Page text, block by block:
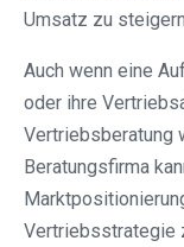
Umsatz zu
Auch wenn eine
oder ihre
Vertriebsberatung
Beratungsfirma
Vertriebsstrategie